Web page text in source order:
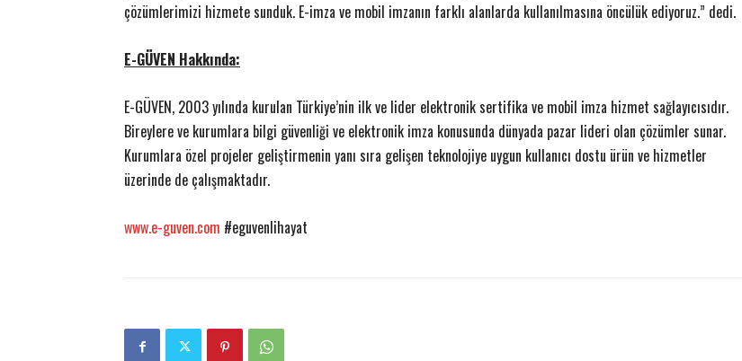
çözümlerimizi hizmete sunduk. E-imza ve mobil imzanın farklı alanlarda kullanılmasına öncülük ediyoruz.” dedi.
E-GÜVEN Hakkında:
E-GÜVEN, 2003 yılında kurulan Türkiye’nin ilk ve lider elektronik sertifika ve mobil imza hizmet sağlayıcısıdır.
Bireylere ve kurumlara bilgi güvenliği ve elektronik imza konusunda dünyada pazar lideri olan çözümler sunar.
Kurumlara özel projeler geliştirmenin yanı sıra gelişen teknolojiye uygun kullanıcı dostu ürün ve hizmetler
üzerinde de çalışmaktadır.
www.e-guven.com #eguvenlihayat